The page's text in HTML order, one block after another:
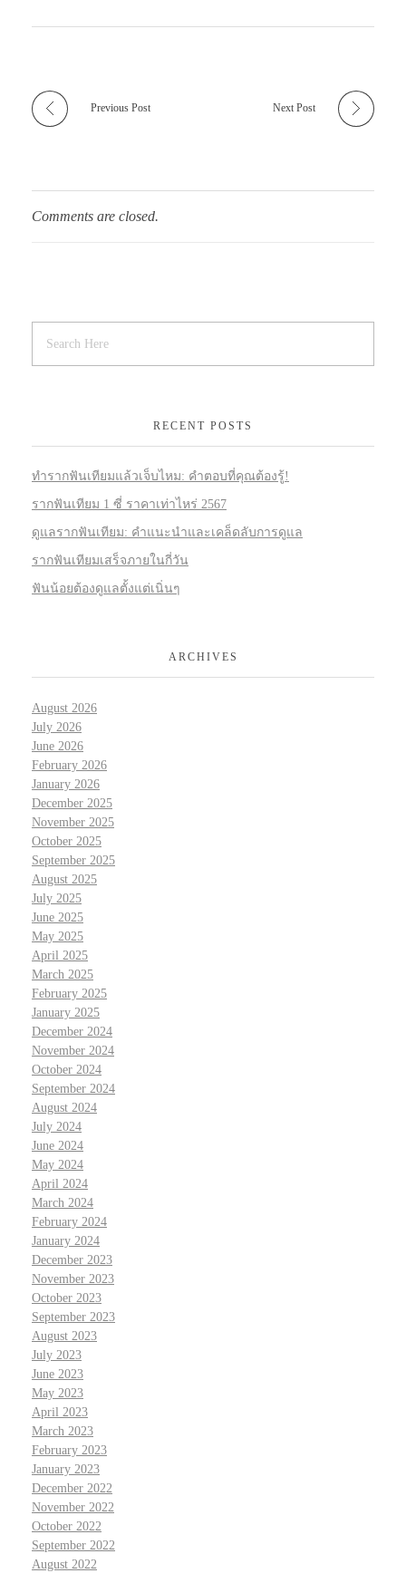
Previous Post Next Post
Comments are closed.
RECENT POSTS
ทำรากฟันเทียมแล้วเจ็บไหม: คำตอบที่คุณต้องรู้!
รากฟันเทียม 1 ซี่ ราคาเท่าไหร่ 2567
ดูแลรากฟันเทียม: คำแนะนำและเคล็ดลับการดูแล
รากฟันเทียมเสร็จภายในกี่วัน
ฟันน้อยต้องดูแลตั้งแต่เนิ่นๆ
ARCHIVES
August 2026
July 2026
June 2026
February 2026
January 2026
December 2025
November 2025
October 2025
September 2025
August 2025
July 2025
June 2025
May 2025
April 2025
March 2025
February 2025
January 2025
December 2024
November 2024
October 2024
September 2024
August 2024
July 2024
June 2024
May 2024
April 2024
March 2024
February 2024
January 2024
December 2023
November 2023
October 2023
September 2023
August 2023
July 2023
June 2023
May 2023
April 2023
March 2023
February 2023
January 2023
December 2022
November 2022
October 2022
September 2022
August 2022